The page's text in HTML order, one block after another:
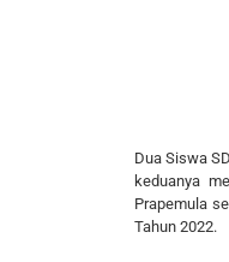
Dua Siswa
keduanya
Prapemula
Tahun 2022.